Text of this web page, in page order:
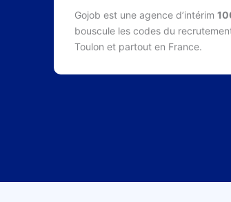
Gojob est une agence d’intérim
bouscule les codes du
Toulon et partout en France.